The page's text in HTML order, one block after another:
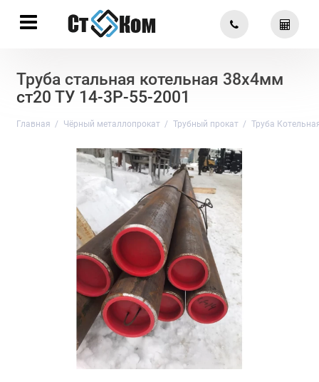
Труба стальная котельная 38х4мм
ст20 ТУ 14-3Р-55-2001
Главная Чёрный металлопрокат Трубный прокат Труба